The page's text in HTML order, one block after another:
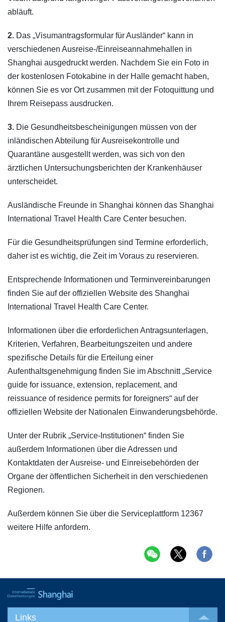
abläuft.
2. Das „Visumantragsformular für Ausländer“ kann in
verschiedenen Ausreise-/Einreiseannahmehallen in
Shanghai ausgedruckt werden. Nachdem Sie ein Foto in
der kostenlosen Fotokabine in der Halle gemacht haben,
können Sie es vor Ort zusammen mit der Fotoquittung und
Ihrem Reisepass ausdrucken.
3. Die Gesundheitsbescheinigungen müssen von der
inländischen Abteilung für Ausreisekontrolle und
Quarantäne ausgestellt werden, was sich von den
ärztlichen Untersuchungsberichten der Krankenhäuser
unterscheidet.
Ausländische Freunde in Shanghai können das Shanghai
International Travel Health Care Center besuchen.
Für die Gesundheitsprüfungen sind Termine erforderlich,
daher ist es wichtig, die Zeit im Voraus zu reservieren.
Entsprechende Informationen und Terminvereinbarungen
finden Sie auf der offiziellen Website des Shanghai
International Travel Health Care Center.
Informationen über die erforderlichen Antragsunterlagen,
Kriterien, Verfahren, Bearbeitungszeiten und andere
spezifische Details für die Erteilung einer
Aufenthaltsgenehmigung finden Sie im Abschnitt „Service
guide for issuance, extension, replacement, and
reissuance of residence permits for foreigners“ auf der
offiziellen Website der Nationalen Einwanderungsbehörde.
Unter der Rubrik „Service-Institutionen“ finden Sie
außerdem Informationen über die Adressen und
Kontaktdaten der Ausreise- und Einreisebehörden der
Organe der öffentlichen Sicherheit in den verschiedenen
Regionen.
Außerdem können Sie über die Serviceplattform 12367
weitere Hilfe anfordern.
Links